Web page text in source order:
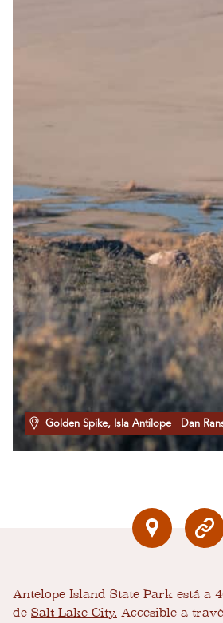
Golden Spike, Isla Antílope Dan
Antelope Island State Park está a
de Salt Lake City. Accesible a